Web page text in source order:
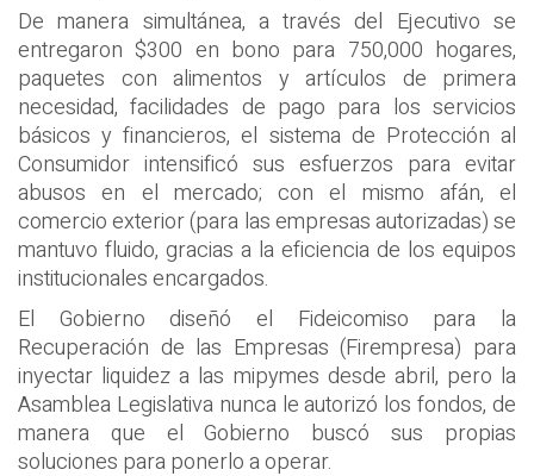
De manera simultánea, a través del Ejecutivo se
entregaron $300 en bono para 750,000 hogares,
paquetes con alimentos y artículos de primera
necesidad, facilidades de pago para los servicios
básicos y financieros, el sistema de Protección al
Consumidor intensificó sus esfuerzos para evitar
abusos en el mercado; con el mismo afán, el
comercio exterior (para las empresas autorizadas) se
mantuvo fluido, gracias a la eficiencia de los equipos
institucionales encargados.
El Gobierno diseñó el Fideicomiso para la
Recuperación de las Empresas (Firempresa) para
inyectar liquidez a las mipymes desde abril, pero la
Asamblea Legislativa nunca le autorizó los fondos, de
manera que el Gobierno buscó sus propias
soluciones para ponerlo a operar.